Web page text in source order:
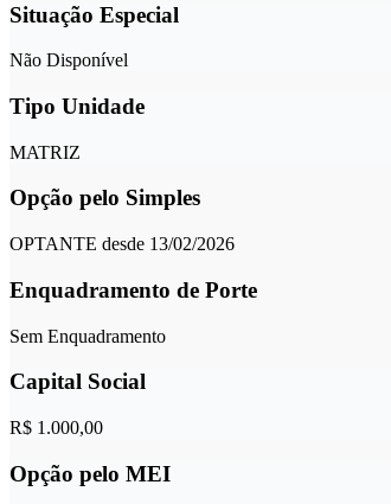
Situação Especial
Não Disponível
Tipo Unidade
MATRIZ
Opção pelo Simples
OPTANTE desde 13/02/2026
Enquadramento de Porte
Sem Enquadramento
Capital Social
R$ 1.000,00
Opção pelo MEI